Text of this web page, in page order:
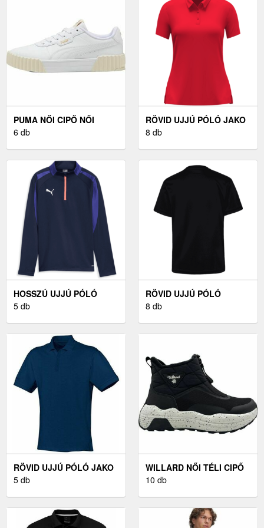
PUMA NŐI CIPŐ NŐI
CIPŐ, FEHÉR, MÉRET 40
6 db
RÖVID UJJÚ PÓLÓ JAKO
JAKO UNI POLO WOMEN
8 db
HOSSZÚ UJJÚ PÓLÓ
PUMA INDIVIDUALLIGA
5 db
RÖVID UJJÚ PÓLÓ
HUMMEL HMLLOGO
8 db
RÖVID UJJÚ PÓLÓ JAKO
JAKO CLASSIC POLO-
5 db
WILLARD NŐI TÉLI CIPŐ
NŐI TÉLI CIPŐ, FEKETE
10 db